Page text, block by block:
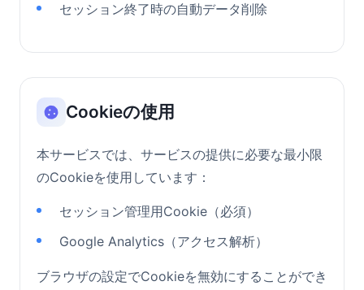
セッション終了時の自動データ削除
Cookieの使用
本サービスでは、サービスの提供に必要な最小限
のCookieを使用しています：
セッション管理用Cookie（必須）
Google Analytics（アクセス解析）
ブラウザの設定でCookieを無効にすることができ